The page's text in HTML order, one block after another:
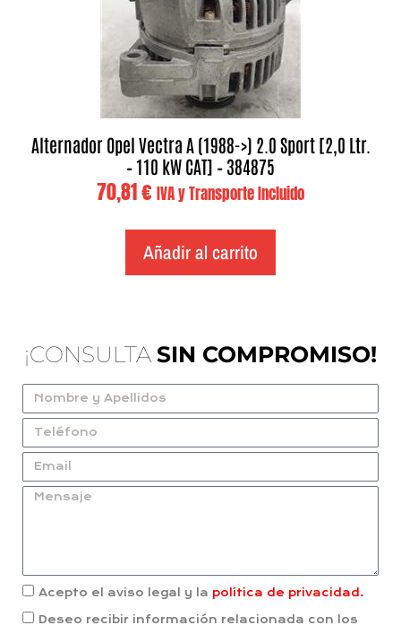
Alternador Opel Vectra A (1988->) 2.0 Sport [2,0 Ltr.
– 110 kW CAT] – 384875
70,81€ IVA y Transporte Incluido
Añadir al carrito
¡CONSULTA SIN COMPROMISO!
Acepto el aviso legal y la política de privacidad.
Deseo recibir información relacionada con los